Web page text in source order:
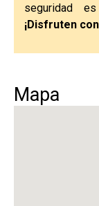
seguridad
¡Disfruten
Mapa